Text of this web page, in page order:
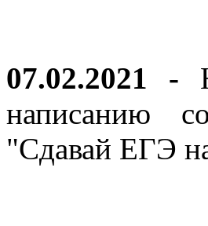
07.02.2021 -
написанию
"Сдавай ЕГЭ